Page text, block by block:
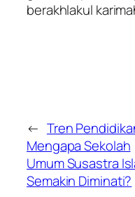
berakhlakul
← Tren
Mengapa Sekolah
Umum Susastra
Semakin Diminati?